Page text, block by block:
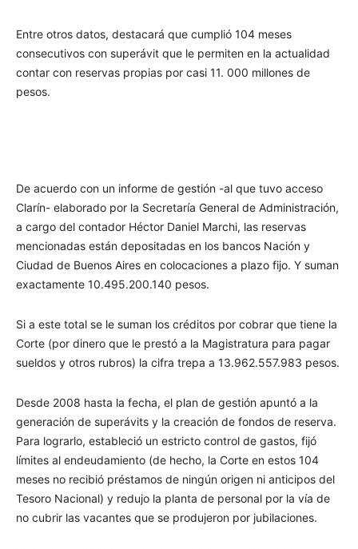
Entre otros datos, destacará que cumplió 104 meses
consecutivos con superávit que le permiten en la actualidad
contar con reservas propias por casi 11. 000 millones de
pesos.
De acuerdo con un informe de gestión -al que tuvo acceso
Clarín- elaborado por la Secretaría General de Administración,
a cargo del contador Héctor Daniel Marchi, las reservas
mencionadas están depositadas en los bancos Nación y
Ciudad de Buenos Aires en colocaciones a plazo fijo. Y suman
exactamente 10.495.200.140 pesos.
Si a este total se le suman los créditos por cobrar que tiene la
Corte (por dinero que le prestó a la Magistratura para pagar
sueldos y otros rubros) la cifra trepa a 13.962.557.983 pesos.
Desde 2008 hasta la fecha, el plan de gestión apuntó a la
generación de superávits y la creación de fondos de reserva.
Para lograrlo, estableció un estricto control de gastos, fijó
límites al endeudamiento (de hecho, la Corte en estos 104
meses no recibió préstamos de ningún origen ni anticipos del
Tesoro Nacional) y redujo la planta de personal por la vía de
no cubrir las vacantes que se produjeron por jubilaciones.